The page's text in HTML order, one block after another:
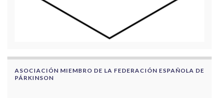
ASOCIACIÓN MIEMBRO DE LA FEDERACIÓN ESPAÑOLA DE
PÁRKINSON